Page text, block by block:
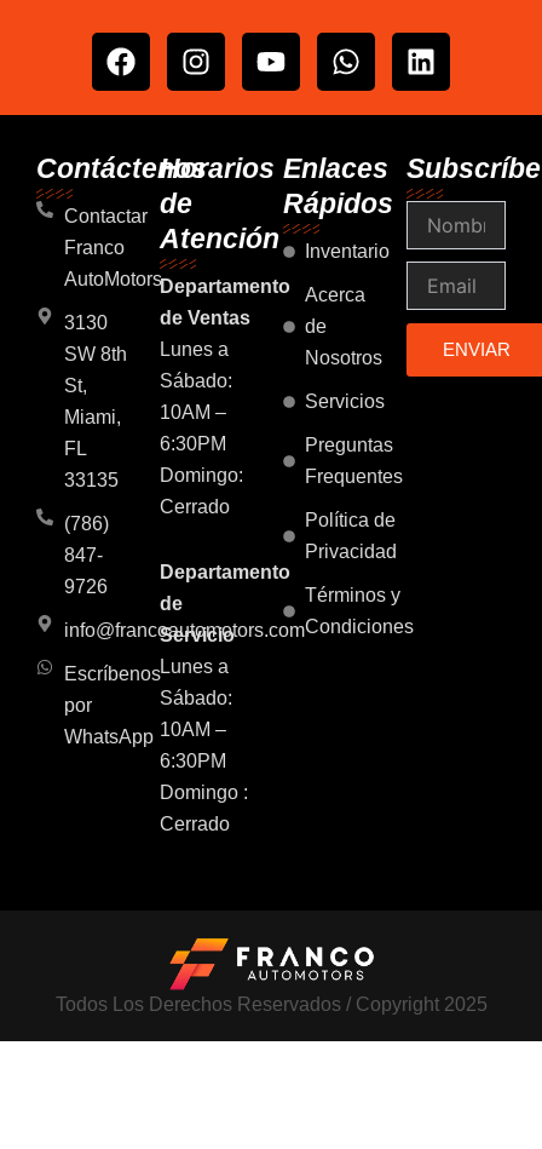
F
a
b
o
k
I
n
a
a
m
Y
o
u
e
W
h
s
a
p
p
L
i
e
d
n
Contáctenos
Contactar
Franco
AutoMotors
3130
SW 8th
St,
Miami,
FL
33135
(786)
847-
9726
info@francoautomotors.com
Escríbenos
por
WhatsApp
Horarios
de
Atención
Departamento
de Ventas
Lunes a
Sábado:
10AM –
6:30PM
Domingo:
Cerrado
Departamento
de
Servicio
Lunes a
Sábado:
10AM –
6:30PM
Domingo :
Cerrado
Enlaces
Rápidos
Inventario
Acerca
de
Nosotros
Servicios
Preguntas
Frequentes
Política de
Privacidad
Términos y
Condiciones
ENVIAR
Todos Los Derechos Reservados / Copyright 2025